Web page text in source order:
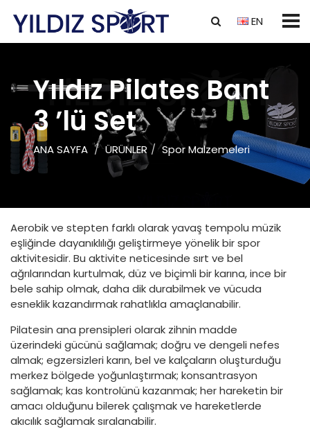
EN
Yıldız Pilates Bant
3 ’lü Set
ANA SAYFA ÜRÜNLER Spor Malzemeleri
Aerobik ve stepten farklı olarak yavaş tempolu müzik
eşliğinde dayanıklılığı geliştirmeye yönelik bir spor
aktivitesidir. Bu aktivite neticesinde sırt ve bel
ağrılarından kurtulmak, düz ve biçimli bir karına, ince bir
bele sahip olmak, daha dik durabilmek ve vücuda
esneklik kazandırmak rahatlıkla amaçlanabilir.
Pilatesin ana prensipleri olarak zihnin madde
üzerindeki gücünü sağlamak; doğru ve dengeli nefes
almak; egzersizleri karın, bel ve kalçaların oluşturduğu
merkez bölgede yoğunlaştırmak; konsantrasyon
sağlamak; kas kontrolünü kazanmak; her hareketin bir
amacı olduğunu bilerek çalışmak ve hareketlerde
akıcılık sağlamak sıralanabilir.